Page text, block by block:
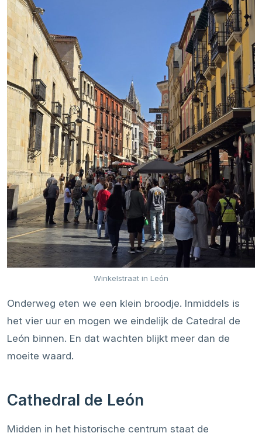
Winkelstraat in León
Onderweg eten we een klein broodje. Inmiddels is
het vier uur en mogen we eindelijk de Catedral de
León binnen. En dat wachten blijkt meer dan de
moeite waard.
Cathedral de León
Midden in het historische centrum staat de